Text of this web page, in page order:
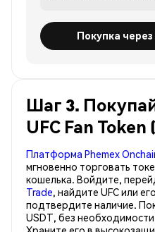
Покупка
Шаг 3.
UFC Fan Token
Платформа Phemex
мгновенно торговать
кошелька. Войдите,
Trade, найдите UFC или
подтвердите наличие.
USDT, без